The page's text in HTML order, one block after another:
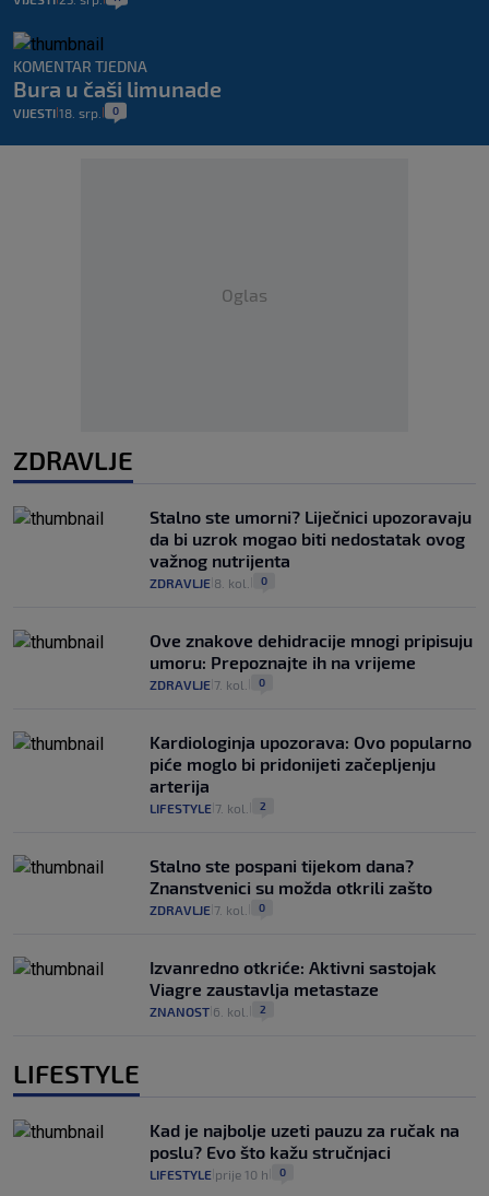
KOMENTAR TJEDNA
Bura u čaši limunade
VIJESTI 18. srp. 0
Oglas
ZDRAVLJE
Stalno ste umorni? Liječnici upozoravaju
da bi uzrok mogao biti nedostatak ovog
važnog nutrijenta
ZDRAVLJE 8. kol. 0
Ove znakove dehidracije mnogi pripisuju
umoru: Prepoznajte ih na vrijeme
ZDRAVLJE 7. kol. 0
Kardiologinja upozorava: Ovo popularno
piće moglo bi pridonijeti začepljenju
arterija
LIFESTYLE 7. kol. 2
Stalno ste pospani tijekom dana?
Znanstvenici su možda otkrili zašto
ZDRAVLJE 7. kol. 0
Izvanredno otkriće: Aktivni sastojak
Viagre zaustavlja metastaze
ZNANOST 6. kol. 2
LIFESTYLE
Kad je najbolje uzeti pauzu za ručak na
poslu? Evo što kažu stručnjaci
LIFESTYLE prije 10 h 0